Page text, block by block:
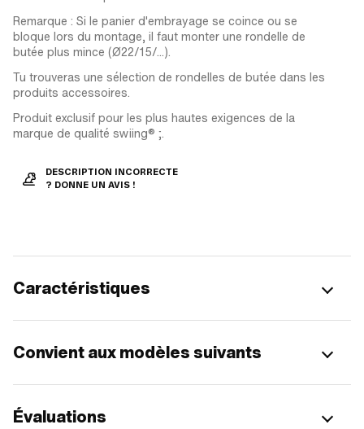
Remarque : Si le panier d'embrayage se coince ou se
bloque lors du montage, il faut monter une rondelle de
butée plus mince (Ø22/15/...).
Tu trouveras une sélection de rondelles de butée dans les
produits accessoires.
Produit exclusif pour les plus hautes exigences de la
marque de qualité swiing® ;.
DESCRIPTION INCORRECTE
? DONNE UN AVIS !
Caractéristiques
Convient aux modèles suivants
Évaluations